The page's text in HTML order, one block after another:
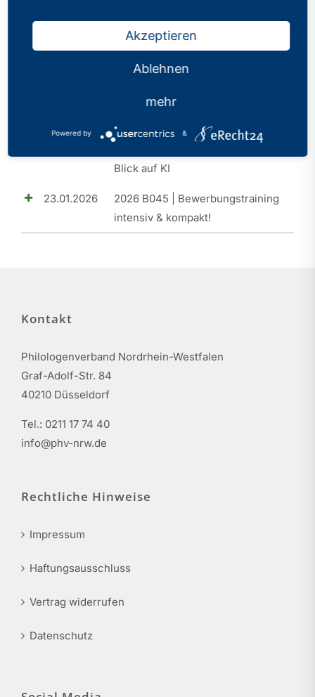
2026 B048 | Perspektive A15 |
Aufstiegschancen im Schuldienst
Orientierungsseminar |
Schulleitung | Schulentwicklung
Blick auf KI
23.01.2026
2026 B045 | Bewerbungstraining
intensiv & kompakt!
Kontakt
Philologenverband Nordrhein-Westfalen
Graf-Adolf-Str. 84
40210 Düsseldorf
Tel.: 0211 17 74 40
info@phv-nrw.de
Rechtliche Hinweise
Impressum
Haftungsausschluss
Vertrag widerrufen
Datenschutz
Akzeptieren
Ablehnen
mehr
Powered by &